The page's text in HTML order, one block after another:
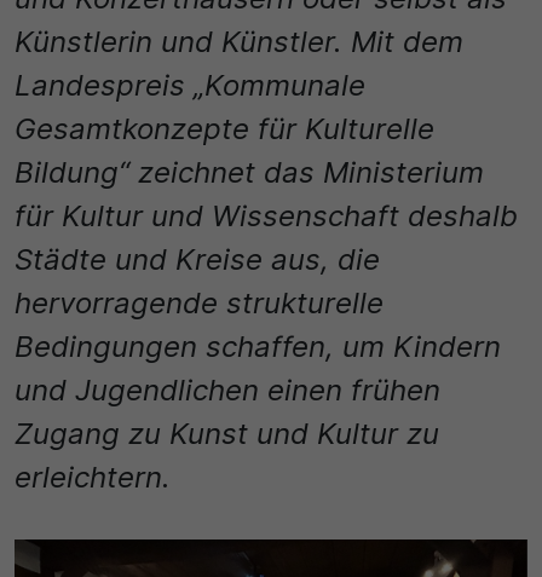
Künstlerin und Künstler. Mit dem
Landespreis „Kommunale
Gesamtkonzepte für Kulturelle
Bildung“ zeichnet das Ministerium
für Kultur und Wissenschaft deshalb
Städte und Kreise aus, die
hervorragende strukturelle
Bedingungen schaffen, um Kindern
und Jugendlichen einen frühen
Zugang zu Kunst und Kultur zu
erleichtern.
Name
SgCookieOptin.lastPreferences
Cookie Consent / Ahlen
Laufzeit
1 Jahr
Zweck
Unter anderem eine zufällig generierte ID, für die
historische Speicherung Ihrer vorgenommen
Einstellungen, falls der Webseiten-Betreiber dies
eingestellt hat.
1 Jahr
Zweck
Wird für statistische Zwecke verwendet, um Details
wie die eindeutige Besucher-ID zu speichern.
Name
_pk_ses\..*$
Anbieter
Matomo
Laufzeit